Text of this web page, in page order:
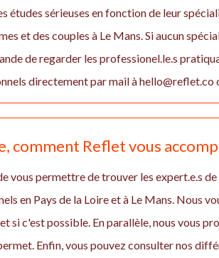
études sérieuses en fonction de leur
et des couples à Le Mans. Si aucun
de regarder les professionel.le.s
directement par mail à hello@reflet.co
comment Reflet vous
vous permettre de trouver les expert.e.s
en Pays de la Loire et à Le Mans. Nous
si c'est possible. En parallèle, nous vous
Enfin, vous pouvez consulter nos